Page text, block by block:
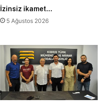
İzinsiz ikamet…
5 Ağustos 2026